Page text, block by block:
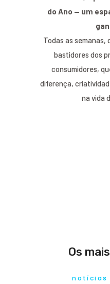
do Ano — um
Todas as
bastidores dos
consumidores,
diferença,
na vida
Os
notícias